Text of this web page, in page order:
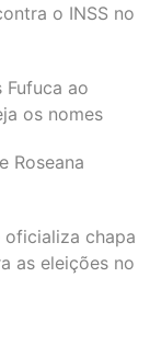
o INSS no
Fufuca ao
os nomes
Roseana
chapa
as eleições no